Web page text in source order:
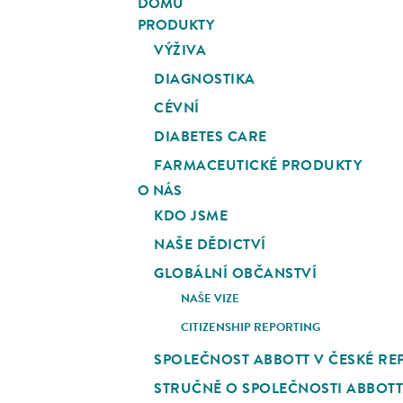
PRODUKTY
VÝŽIVA
DIAGNOSTIKA
CÉVNÍ
DIABETES CARE
FARMACEUTICKÉ PRODUKTY
O NÁS
KDO JSME
NAŠE DĚDICTVÍ
GLOBÁLNÍ OBČANSTVÍ
NAŠE VIZE
CITIZENSHIP REPORTING
SPOLEČNOST ABBOTT V ČESKÉ
STRUČNĚ O SPOLEČNOSTI ABBOTT